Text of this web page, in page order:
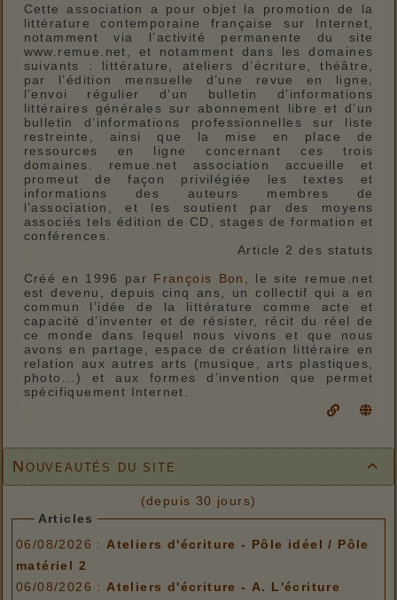

Nouveautés du site
(depuis 30 jours)
Articles
06/08/2026 : Ateliers d'écriture - Pôle idéel / Pôle
matériel 2
06/08/2026 : Ateliers d'écriture - A. L'écriture
Cette association a pour objet la promotion de la
littérature contemporaine française sur Internet,
notamment via l’activité permanente du site
www.remue.net, et notamment dans les domaines
suivants : littérature, ateliers d’écriture, théâtre,
par l’édition mensuelle d’une revue en ligne,
l’envoi régulier d’un bulletin d’informations
littéraires générales sur abonnement libre et d’un
bulletin d’informations professionnelles sur liste
restreinte, ainsi que la mise en place de
ressources en ligne concernant ces trois
domaines. remue.net association accueille et
promeut de façon privilégiée les textes et
informations des auteurs membres de
l’association, et les soutient par des moyens
associés tels édition de CD, stages de formation et
conférences.
Article 2 des statuts
Créé en 1996 par François Bon
, le site remue.net
est devenu, depuis cinq ans, un collectif qui a en
commun l’idée de la littérature comme acte et
capacité d’inventer et de résister, récit du réel de
ce monde dans lequel nous vivons et que nous
avons en partage, espace de création littéraire en
relation aux autres arts (musique, arts plastiques,
photo...) et aux formes d’invention que permet
spécifiquement Internet.